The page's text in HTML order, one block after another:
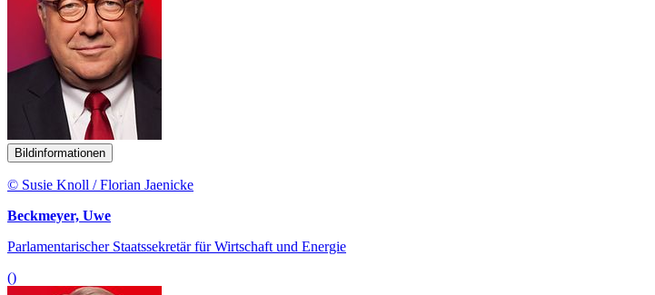
Bildinformationen
© Susie Knoll / Florian Jaenicke
Beckmeyer, Uwe
Parlamentarischer Staatssekretär für Wirtschaft und Energie
()